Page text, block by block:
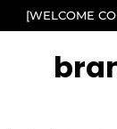
[WELCOME